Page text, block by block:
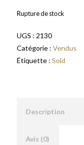
Rupture de stock
UGS : 2130
Catégorie : Vendus
Étiquette : Sold
Description
Avis (0)